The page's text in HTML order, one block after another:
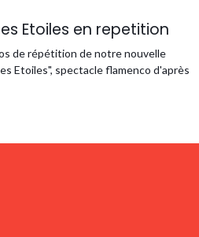
Etoiles en repetition
de répétition de notre nouvelle
Etoiles", spectacle flamenco d'après